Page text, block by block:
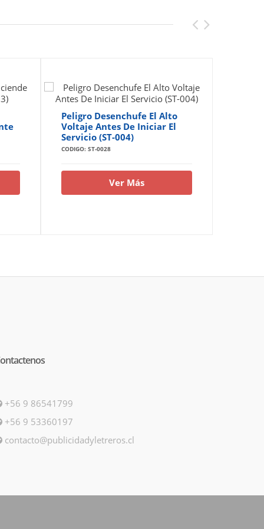
Peligro Desenchufe El Alto
Voltaje Antes De Iniciar El
Servicio (ST-004)
CODIGO: ST-0028
Ver Más
+56 9 86541799
+56 9 53360197
contacto@publicidadyletreros.cl